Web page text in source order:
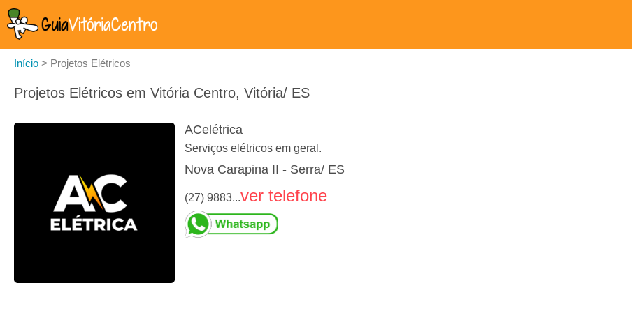
Início > Projetos Elétricos
Projetos Elétricos em Vitória Centro, Vitória/ ES
ACelétrica
Serviços elétricos em geral.
Nova Carapina II - Serra/ ES
(27) 9883...ver telefone